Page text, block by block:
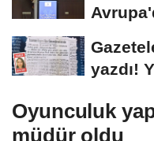
yazdı!
Oyunculuk
müdür oldu